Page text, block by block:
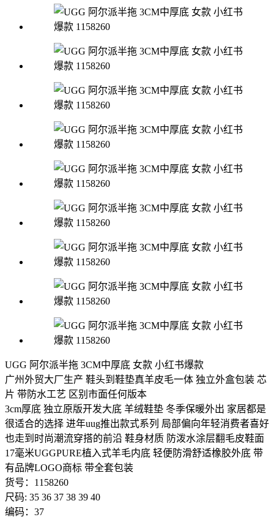
UGG 阿尔派半拖 3CM中厚底 女款 小红书爆款
广州外贸大厂生产 鞋头到鞋垫真羊皮毛一体 独立外盒包装 芯
片 带防水工艺 区别市面任何版本
3cm厚底 独立原版开发大底 羊绒鞋垫 冬季保暖外出 家居都是
很适合的选择 进年uug推出款式系列 局部偏向年轻消费者喜好
也走到时尚潮流穿搭的前沿 鞋身材质 防泼水涂层翻毛皮鞋面
17毫米UGGPURE植入式羊毛内底 轻便防滑舒适橡胶外底 带
有品牌LOGO商标 带全套包装
货号：1158260
尺码: 35 36 37 38 39 40
编码：37